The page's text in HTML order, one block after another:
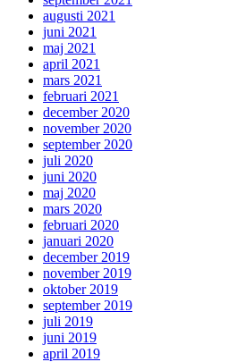
augusti 2021
juni 2021
maj 2021
april 2021
mars 2021
februari 2021
december 2020
november 2020
september 2020
juli 2020
juni 2020
maj 2020
mars 2020
februari 2020
januari 2020
december 2019
november 2019
oktober 2019
september 2019
juli 2019
juni 2019
april 2019